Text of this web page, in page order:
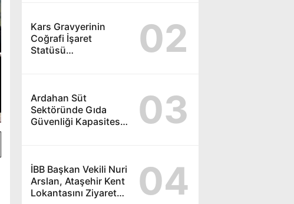
Kars Gravyerinin
Coğrafi İşaret
Statüsü
02
Ardahan Süt
Sektöründe Gıda
Güvenliği Kapasitesi
03
İBB Başkan Vekili Nuri
Arslan, Ataşehir Kent
Lokantasını Ziyaret
04